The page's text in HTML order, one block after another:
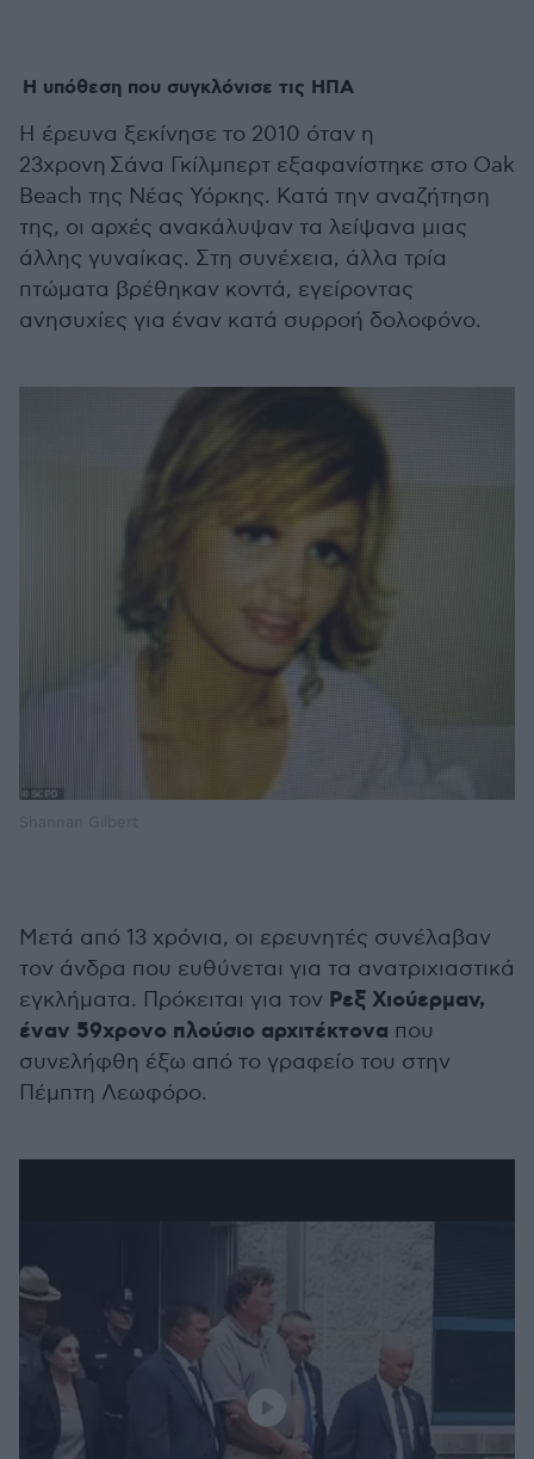
Η υπόθεση που συγκλόνισε τις ΗΠΑ
Η έρευνα ξεκίνησε το 2010 όταν η
23χρονη Σάνα Γκίλμπερτ εξαφανίστηκε στο Oak
Beach της Νέας Υόρκης. Κατά την αναζήτηση
της, οι αρχές ανακάλυψαν τα λείψανα μιας
άλλης γυναίκας. Στη συνέχεια, άλλα τρία
πτώματα βρέθηκαν κοντά, εγείροντας
ανησυχίες για έναν κατά συρροή δολοφόνο.
Μετά από 13 χρόνια, οι ερευνητές συνέλαβαν
τον άνδρα που ευθύνεται για τα ανατριχιαστικά
εγκλήματα. Πρόκειται για τον Ρεξ Χιούερμαν,
έναν 59χρονο πλούσιο αρχιτέκτονα που
συνελήφθη έξω από το γραφείο του στην
Πέμπτη Λεωφόρο.